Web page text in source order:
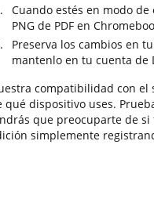
Cuando estés en modo
PNG de PDF en
Preserva los cambios en
mantenlo en tu cuenta de
compatibilidad con el
qué dispositivo uses.
que preocuparte de
simplemente